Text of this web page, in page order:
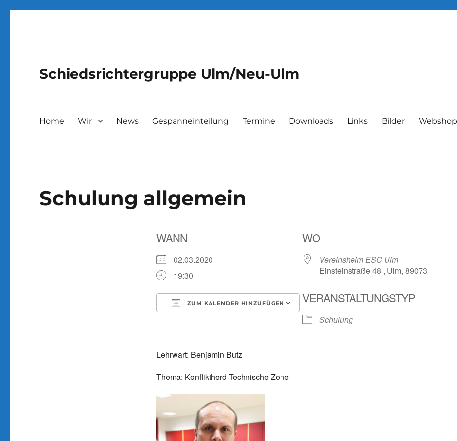
Schiedsrichtergruppe Ulm/Neu-Ulm
Home Wir News Gespanneinteilung Termine Downloads Links Bilder Webshop
Schulung allgemein
WANN
02.03.2020
19:30
ZUM KALENDER HINZUFÜGEN
Google Kalender
WO
Vereinsheim ESC Ulm
Einsteinstraße 48 , Ulm, 89073
VERANSTALTUNGSTYP
Schulung
Lehrwart: Benjamin Butz
Thema: Konfliktherd Technische Zone